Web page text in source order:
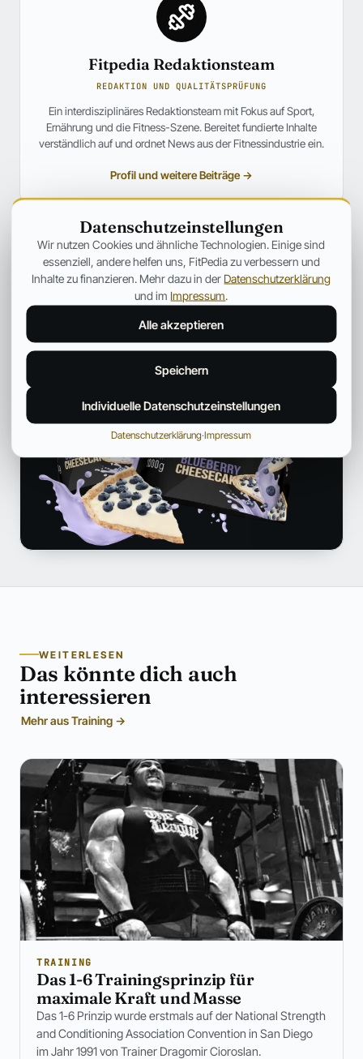
Fitpedia Redaktionsteam
REDAKTION UND QUALITÄTSPRÜFUNG
Ein interdisziplinäres Redaktionsteam mit Fokus auf Sport,
Ernährung und die Fitness-Szene. Bereitet fundierte Inhalte
verständlich auf und ordnet News aus der Fitnessindustrie ein.
Profil und weitere Beiträge →
WEITERLESEN
Das könnte dich auch
interessieren
Mehr aus Training →
TRAINING
Das 1-6 Trainingsprinzip für
maximale Kraft und Masse
Das 1-6 Prinzip wurde erstmals auf der National Strength
and Conditioning Association Convention in San Diego
im Jahr 1991 von Trainer Dragomir Cioroslan.
Datenschutzeinstellungen
Wir nutzen Cookies und ähnliche Technologien. Einige sind
essenziell, andere helfen uns, FitPedia zu verbessern und
Inhalte zu finanzieren. Mehr dazu in der Datenschutzerklärung
und im Impressum.
Alle akzeptieren
Speichern
Individuelle Datenschutzeinstellungen
Datenschutzerklärung·Impressum